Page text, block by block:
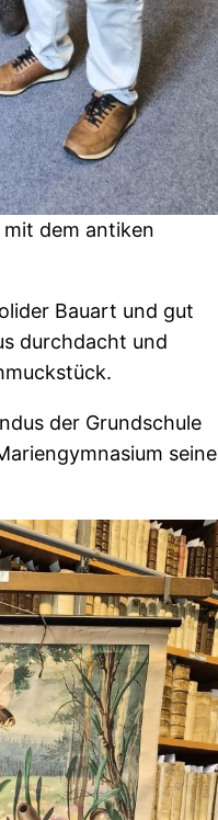
dem antiken
Bauart und gut
durchdacht und
der Grundschule
seine